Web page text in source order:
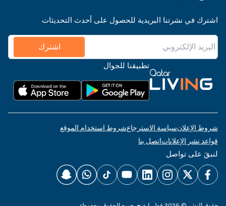
اشترك في نشرتنا البريدية للحصول على أحدث التحديثات
اشترك
تطبيقنا للجوال
شروط الإعلانسياسة الاسترجاعشروط استخدام الموقع
قواعد نشر الإعلاناتاتصل بنا
لنبقَ على تواصل